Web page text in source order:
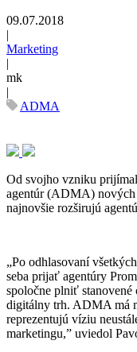
09.07.2018
|
Marketing
|
mk
|
ADMA
Od svojho vzniku
agentúr (ADMA) nových
najnovšie rozširujú
„Po odhlasovaní
seba prijať agentúry
spoločne plniť
digitálny trh. ADMA má
reprezentujú víziu
marketingu,” uviedol